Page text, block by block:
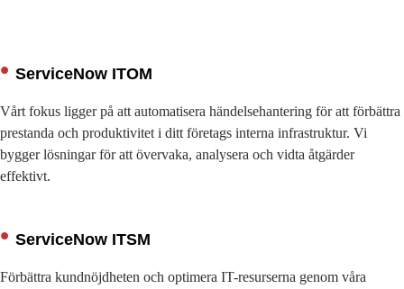
ServiceNow ITOM
Vårt fokus ligger på att automatisera händelsehantering för att förbättra
prestanda och produktivitet i ditt företags interna infrastruktur. Vi
bygger lösningar för att övervaka, analysera och vidta åtgärder
effektivt.
ServiceNow ITSM
Förbättra kundnöjdheten och optimera IT-resurserna genom våra